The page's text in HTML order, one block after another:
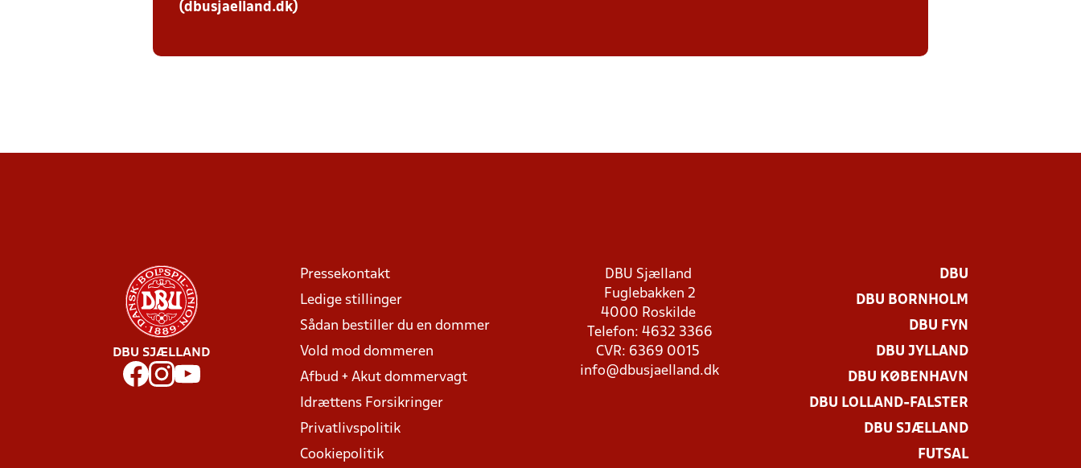
(dbusjaelland.dk)
DBU SJÆLLAND
Pressekontakt
Ledige stillinger
Sådan bestiller du en dommer
Vold mod dommeren
Afbud + Akut dommervagt
Idrættens Forsikringer
Privatlivspolitik
Cookiepolitik
DBU Sjælland
Fuglebakken 2
4000 Roskilde
Telefon: 4632 3366
CVR: 6369 0015
info@dbusjaelland.dk
DBU
DBU BORNHOLM
DBU FYN
DBU JYLLAND
DBU KØBENHAVN
DBU LOLLAND-FALSTER
DBU SJÆLLAND
FUTSAL